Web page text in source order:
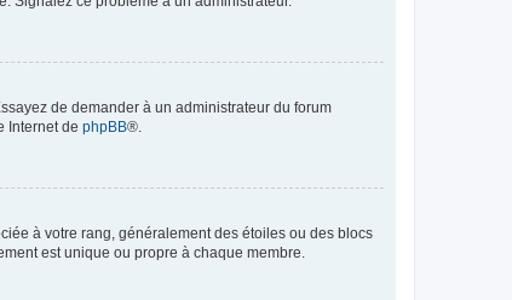
de demander à un administrateur du forum
Internet de phpBB®.
à votre rang, généralement des étoiles ou des blocs
est unique ou propre à chaque membre.